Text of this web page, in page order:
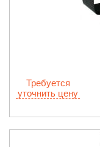
Требуется
уточнить цену